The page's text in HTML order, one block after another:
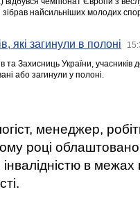
найсильніших молодих
які загинули в полоні
та Захисниць України,
або загинули у полоні.
менеджер,
році
в межах